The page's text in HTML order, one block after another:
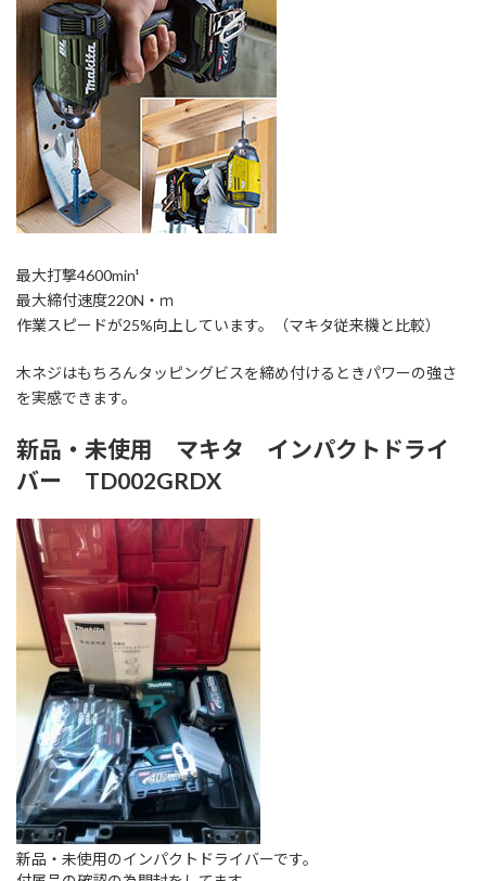
最大打撃4600min¹
最大締付速度220N・ｍ
作業スピードが25%向上しています。（マキタ従来機と比較）
木ネジはもちろんタッピングビスを締め付けるときパワーの強さ
を実感できます。
新品・未使用 マキタ インパクトドライ
バー TD002GRDX
新品・未使用のインパクトドライバーです。